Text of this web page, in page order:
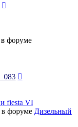
форуме
fiesta VI
в форуме Дизельный